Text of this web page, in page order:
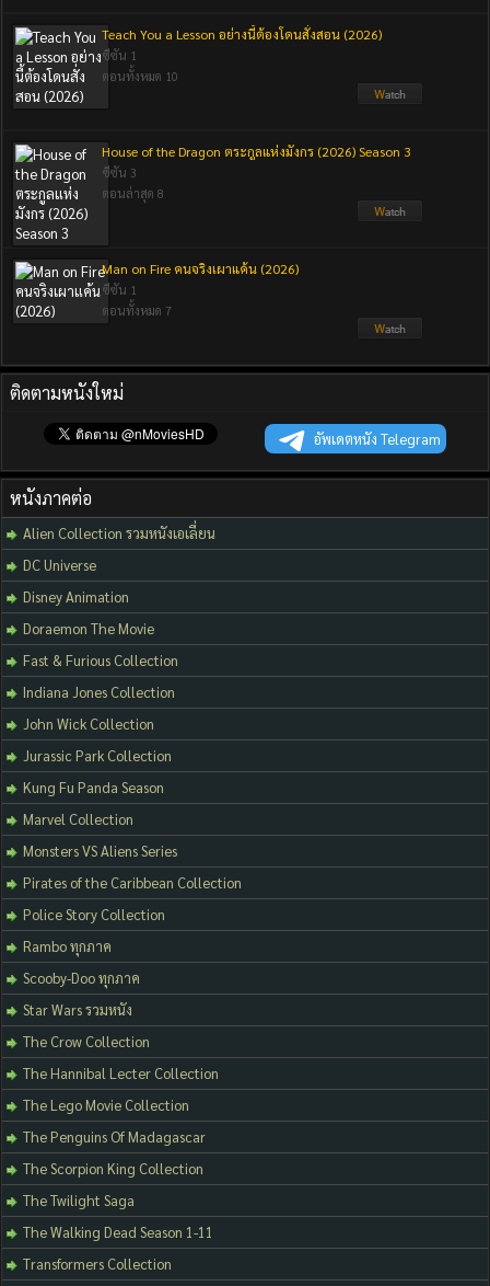
Teach You a Lesson อย่างนี้ต้องโดนสั่งสอน (2026)
ซีซัน 1
ตอนทั้งหมด 10
House of the Dragon ตระกูลแห่งมังกร (2026) Season 3
ซีซัน 3
ตอนล่าสุด 8
Man on Fire คนจริงเผาแค้น (2026)
ซีซัน 1
ตอนทั้งหมด 7
ติดตามหนังใหม่
อัพเดตหนัง Telegram
หนังภาคต่อ
Alien Collection รวมหนังเอเลี่ยน
DC Universe
Disney Animation
Doraemon The Movie
Fast & Furious Collection
Indiana Jones Collection
John Wick Collection
Jurassic Park Collection
Kung Fu Panda Season
Marvel Collection
Monsters VS Aliens Series
Pirates of the Caribbean Collection
Police Story Collection
Rambo ทุกภาค
Scooby-Doo ทุกภาค
Star Wars รวมหนัง
The Crow Collection
The Hannibal Lecter Collection
The Lego Movie Collection
The Penguins Of Madagascar
The Scorpion King Collection
The Twilight Saga
The Walking Dead Season 1-11
Transformers Collection